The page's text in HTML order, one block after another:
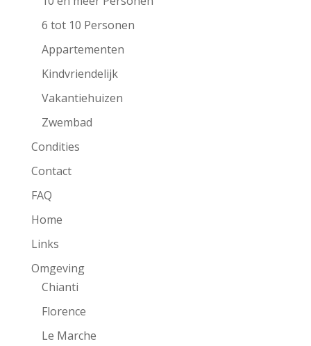
6 tot 10 Personen
Appartementen
Kindvriendelijk
Vakantiehuizen
Zwembad
Condities
Contact
FAQ
Home
Links
Omgeving
Chianti
Florence
Le Marche